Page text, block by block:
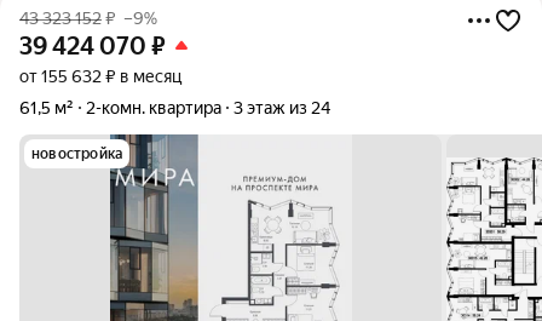
43 323 152₽ –9%
39 424 070 ₽
от 155 632 ₽ в месяц
61,5 м²
2-комн. квартира 3 этаж из 24
новостройка